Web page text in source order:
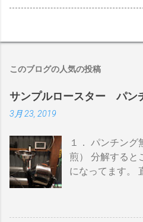
このブログの人気の投稿
サンプルロースター パン
3月 23, 2019
１． パンチン
煎） 分解すると
になってます。
温度計が使える